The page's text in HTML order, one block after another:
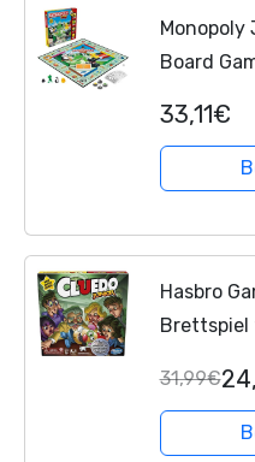
Monopoly
Board
33,11€
Hasbro
Brettspiel
für 2 bis
31,99€